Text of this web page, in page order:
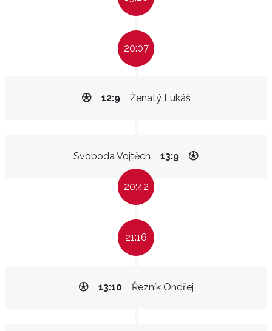
20:07
Ženatý Lukáš
12:9
Svoboda Vojtěch 13:9
20:42
21:16
Řezník Ondřej
13:10